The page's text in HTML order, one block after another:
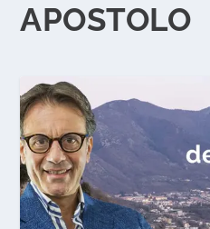
APOSTOLO